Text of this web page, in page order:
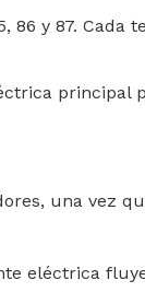
y 87. Cada
principal
una vez
eléctrica